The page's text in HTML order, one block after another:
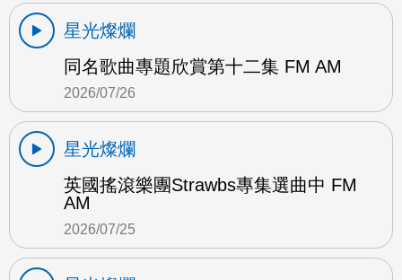
星光燦爛
同名歌曲專題欣賞第十二集 FM AM
2026/07/26
星光燦爛
英國搖滾樂團Strawbs專集選曲中 FM
AM
2026/07/25